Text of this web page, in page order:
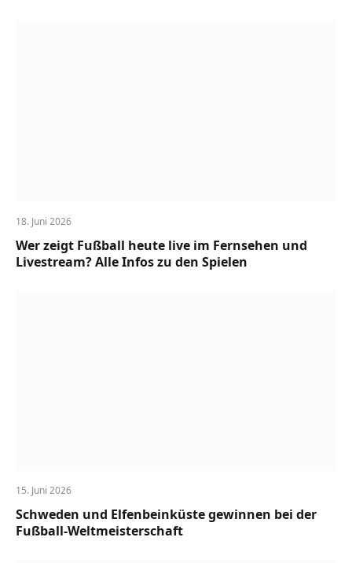
18. Juni 2026
Wer zeigt Fußball heute live im Fernsehen und
Livestream? Alle Infos zu den Spielen
15. Juni 2026
Schweden und Elfenbeinküste gewinnen bei der
Fußball-Weltmeisterschaft